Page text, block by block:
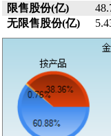
限售股份(亿)
无限售股份(亿)